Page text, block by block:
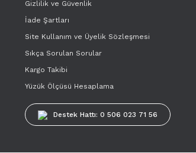
Gizlilik ve Güvenlik
İade Şartları
Site Kullanım ve Üyelik Sözleşmesi
Sıkça Sorulan Sorular
Kargo Takibi
Yüzük Ölçüsü Hesaplama
Destek Hattı: 0 506 023 71 56